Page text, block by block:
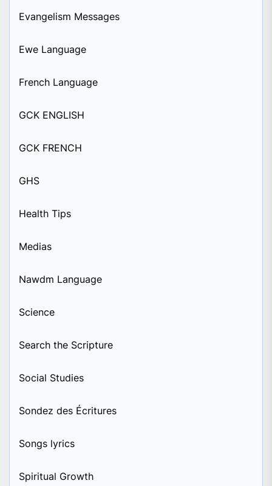
Evangelism Messages
Ewe Language
French Language
GCK ENGLISH
GCK FRENCH
GHS
Health Tips
Medias
Nawdm Language
Science
Search the Scripture
Social Studies
Sondez des Écritures
Songs lyrics
Spiritual Growth